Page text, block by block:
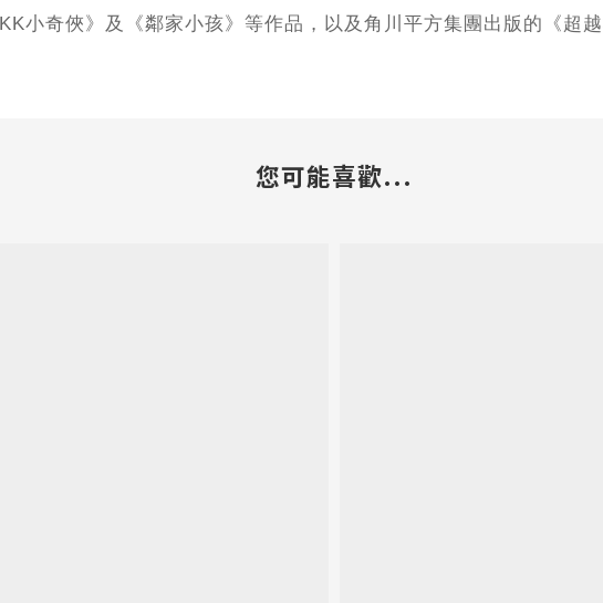
小奇俠》及《鄰家小孩》等作品，以及角川平方集團出版的《超
您可能喜歡...